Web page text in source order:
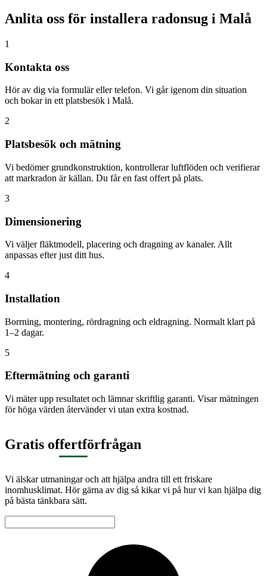
Anlita oss för installera radonsug i Malå
1
Kontakta oss
Hör av dig via formulär eller telefon. Vi går igenom din situation
och bokar in ett platsbesök i Malå.
2
Platsbesök och mätning
Vi bedömer grundkonstruktion, kontrollerar luftflöden och verifierar
att markradon är källan. Du får en fast offert på plats.
3
Dimensionering
Vi väljer fläktmodell, placering och dragning av kanaler. Allt
anpassas efter just ditt hus.
4
Installation
Borrning, montering, rördragning och eldragning. Normalt klart på
1–2 dagar.
5
Eftermätning och garanti
Vi mäter upp resultatet och lämnar skriftlig garanti. Visar mätningen
för höga värden återvänder vi utan extra kostnad.
Gratis offertförfrågan
Vi älskar utmaningar och att hjälpa andra till ett friskare
inomhusklimat. Hör gärna av dig så kikar vi på hur vi kan hjälpa dig
på bästa tänkbara sätt.